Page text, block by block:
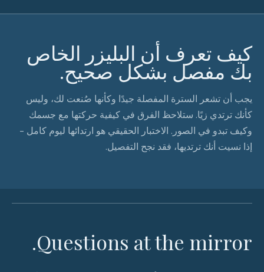
كيف تعرف أن البليزر الخاص
بك مفصل بشكل صحيح.
يجب أن تشعر السترة المفصلة جيدًا وكأنها صُنعت لك، وليس
كأنك ترتدي زيًا. ستلاحظ الفرق في كيفية حركتها مع جسمك
وكيف تبدو في الصور. الاختبار الحقيقي هو ارتدائها ليوم كامل -
إذا نسيت أنك ترتديها، فقد نجح التفصيل.
Questions at the mirror.